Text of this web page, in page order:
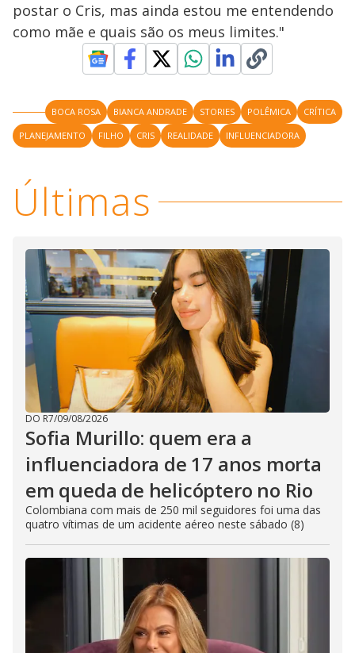
postar o Cris, mas ainda estou me entendendo
como mãe e quais são os meus limites."
BOCA ROSA BIANCA ANDRADE STORIES POLÊMICA
CRÍTICA
PLANEJAMENTO
FILHO CRIS REALIDADE INFLUENCIADORA
Últimas
DO R7/09/08/2026
Sofia Murillo: quem era a
influenciadora de 17 anos morta
em queda de helicóptero no Rio
Colombiana com mais de 250 mil seguidores foi uma das
quatro vítimas de um acidente aéreo neste sábado (8)